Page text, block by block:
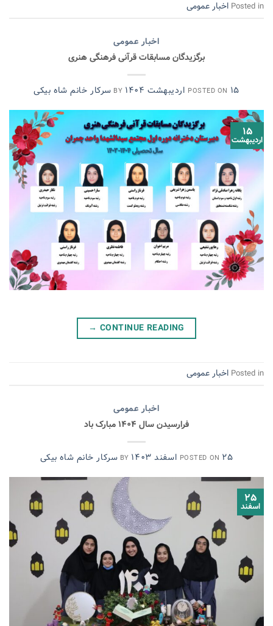
Posted in اخبار عمومی
اخبار عمومی
برگزیدگان مسابقات قرآنی فرهنگی هنری
POSTED ON ۱۵ اردیبهشت ۱۴۰۴ سرکار خانم شاه بیکی
۱۵
اردیبهشت
CONTINUE READING
→
Posted in اخبار عمومی
اخبار عمومی
فرارسیدن سال ۱۴۰۴ مبارک باد
POSTED ON ۲۵ اسفند ۱۴۰۳ سرکار خانم شاه بیکی
۲۵
اسفند